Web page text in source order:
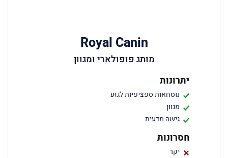
Royal Canin
מותג פופולארי ומגוון
יתרונות
נוסחאות ספציפיות לגזע
מגוון
גישה מדעית
חסרונות
יקר